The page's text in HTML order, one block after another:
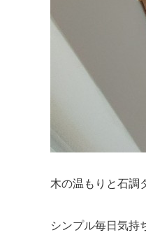
木の温もりと石調
シンプル毎日気持